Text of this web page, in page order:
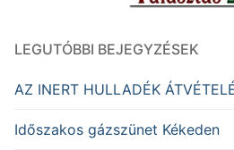
LEGUTÓBBI BEJEGYZÉSEK
AZ INERT HULLADÉK
Időszakos gázszünet Kékeden